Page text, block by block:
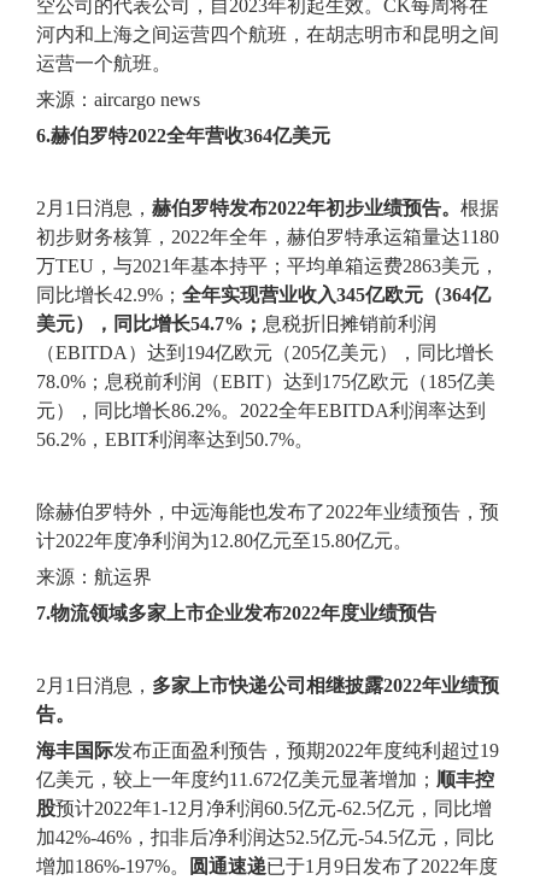
空公司的代表公司，自2023年初起生效。CK每周将在
河内和上海之间运营四个航班，在胡志明市和昆明之间
运营一个航班。
来源：aircargo news
6.赫伯罗特2022全年营收364亿美元
2月1日消息， 赫伯罗特发布2022年初步业绩预告。 根据
初步财务核算，2022年全年，赫伯罗特承运箱量达1180
万TEU，与2021年基本持平；平均单箱运费2863美元，
同比增长42.9%； 全年实现营业收入345亿欧元（364亿
美元），同比增长54.7%； 息税折旧摊销前利润
（EBITDA）达到194亿欧元（205亿美元），同比增长
78.0%；息税前利润（EBIT）达到175亿欧元（185亿美
元），同比增长86.2%。2022全年EBITDA利润率达到
56.2%，EBIT利润率达到50.7%。
除赫伯罗特外，中远海能也发布了2022年业绩预告，预
计2022年度净利润为12.80亿元至15.80亿元。
来源：航运界
7.物流领域多家上市企业发布2022年度业绩预告
2月1日消息， 多家上市快递公司相继披露2022年业绩预
告。
海丰国际发布正面盈利预告，预期2022年度纯利超过19
亿美元，较上一年度约11.672亿美元显著增加； 顺丰控
股预计2022年1-12月净利润60.5亿元-62.5亿元，同比增
加42%-46%，扣非后净利润达52.5亿元-54.5亿元，同比
增加186%-197%。
圆通速递已于1月9日发布了2022年度